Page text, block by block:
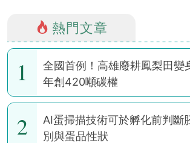
熱門文章
1
全國首例！高雄廢耕鳳梨田變
年創420噸碳權
2
AI蛋掃描技術可於孵化前判斷
別與蛋品性狀